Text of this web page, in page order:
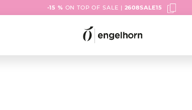
-15 % ON TOP OF SALE | 2608SALE15